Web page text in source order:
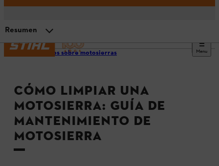
Menu
Consejos sobre motosierras
CÓMO LIMPIAR UNA
MOTOSIERRA: GUÍA DE
MANTENIMIENTO DE
MOTOSIERRA
Resumen
Cómo limpiar la motosierra
Requisitos específicos para motosierras a batería y a
gasolina